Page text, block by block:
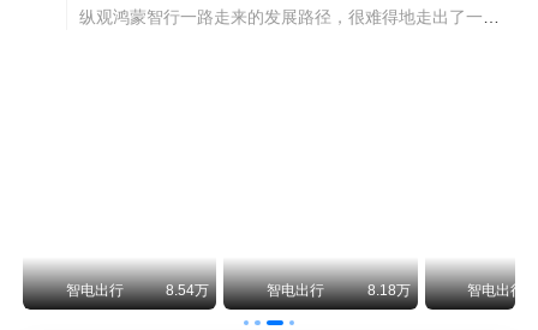
智电出行 8.54万 智电出行 8.18万 智电出行